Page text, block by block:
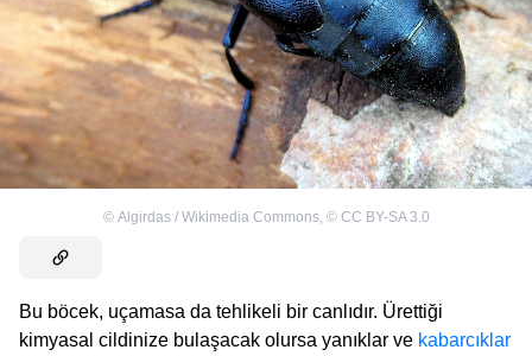
© Algirdas / Wikimedia Commons, © CC BY-SA 3.0
Bu böcek, uçamasa da tehlikeli bir canlıdır. Ürettiği
kimyasal cildinize bulaşacak olursa yanıklar ve kabarcıklar